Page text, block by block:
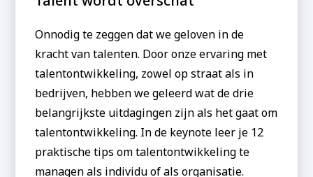
Onnodig te zeggen dat we geloven in de
kracht van talenten. Door onze ervaring met
talentontwikkeling, zowel op straat als in
bedrijven, hebben we geleerd wat de drie
belangrijkste uitdagingen zijn als het gaat om
talentontwikkeling. In de keynote leer je 12
praktische tips om talentontwikkeling te
managen als individu of als organisatie.